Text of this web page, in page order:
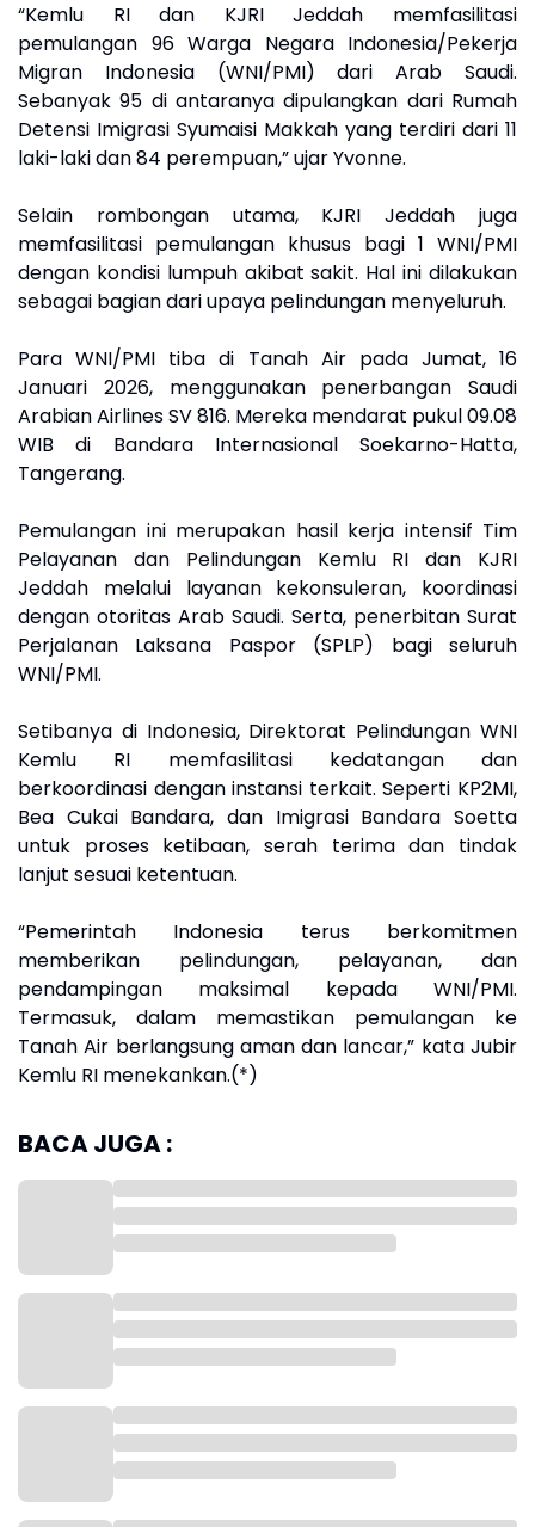
“Kemlu RI dan KJRI Jeddah memfasilitasi
pemulangan 96 Warga Negara Indonesia/Pekerja
Migran Indonesia (WNI/PMI) dari Arab Saudi.
Sebanyak 95 di antaranya dipulangkan dari Rumah
Detensi Imigrasi Syumaisi Makkah yang terdiri dari 11
laki-laki dan 84 perempuan,” ujar Yvonne.
Selain rombongan utama, KJRI Jeddah juga
memfasilitasi pemulangan khusus bagi 1 WNI/PMI
dengan kondisi lumpuh akibat sakit. Hal ini dilakukan
sebagai bagian dari upaya pelindungan menyeluruh.
Para WNI/PMI tiba di Tanah Air pada Jumat, 16
Januari 2026, menggunakan penerbangan Saudi
Arabian Airlines SV 816. Mereka mendarat pukul 09.08
WIB di Bandara Internasional Soekarno-Hatta,
Tangerang.
Pemulangan ini merupakan hasil kerja intensif Tim
Pelayanan dan Pelindungan Kemlu RI dan KJRI
Jeddah melalui layanan kekonsuleran, koordinasi
dengan otoritas Arab Saudi. Serta, penerbitan Surat
Perjalanan Laksana Paspor (SPLP) bagi seluruh
WNI/PMI.
Setibanya di Indonesia, Direktorat Pelindungan WNI
Kemlu RI memfasilitasi kedatangan dan
berkoordinasi dengan instansi terkait. Seperti KP2MI,
Bea Cukai Bandara, dan Imigrasi Bandara Soetta
untuk proses ketibaan, serah terima dan tindak
lanjut sesuai ketentuan.
“Pemerintah Indonesia terus berkomitmen
memberikan pelindungan, pelayanan, dan
pendampingan maksimal kepada WNI/PMI.
Termasuk, dalam memastikan pemulangan ke
Tanah Air berlangsung aman dan lancar,” kata Jubir
Kemlu RI menekankan.(*)
BACA JUGA :